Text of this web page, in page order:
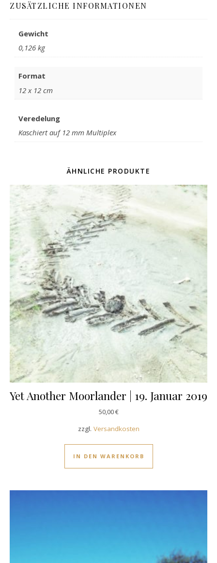
ZUSÄTZLICHE INFORMATIONEN
Gewicht
0,126 kg
Format
12 x 12 cm
Veredelung
Kaschiert auf 12 mm Multiplex
ÄHNLICHE PRODUKTE
Yet Another Moorlander | 19. Januar 2019
50,00€
zzgl. Versandkosten
IN DEN WARENKORB